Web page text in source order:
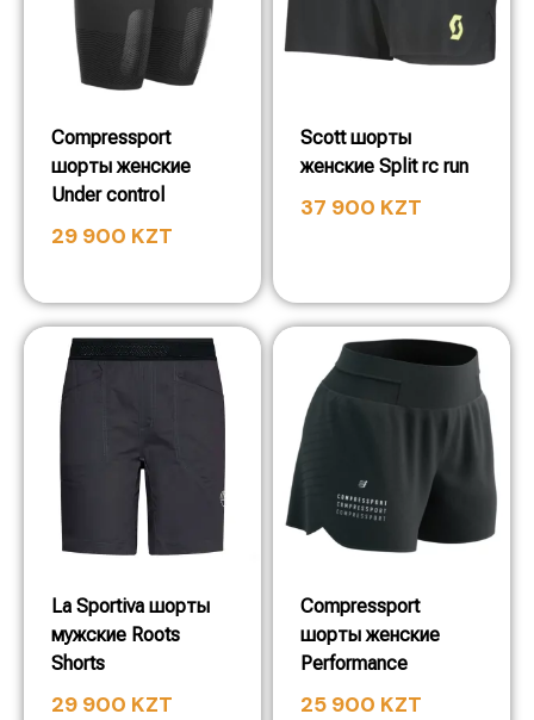
Compressport
шорты женские
Under control
29 900 KZT
Scott шорты
женские Split rc run
37 900 KZT
La Sportiva шорты
мужские Roots
Shorts
29 900 KZT
Compressport
шорты женские
Performance
25 900 KZT